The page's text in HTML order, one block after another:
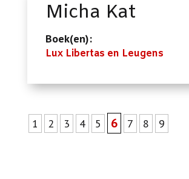
Micha Kat
Boek(en):
Lux Libertas en Leugens
1 2 3 4 5 6 7 8 9